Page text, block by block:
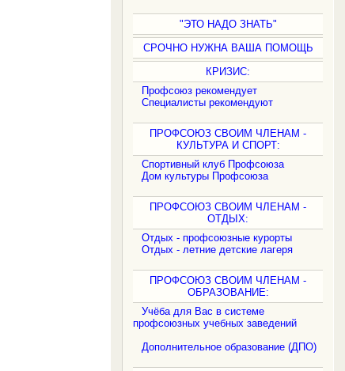
"ЭТО НАДО ЗНАТЬ"
СРОЧНО НУЖНА ВАША ПОМОЩЬ
КРИЗИС:
Профсоюз рекомендует
Специалисты рекомендуют
ПРОФСОЮЗ СВОИМ ЧЛЕНАМ -
КУЛЬТУРА И СПОРТ:
Спортивный клуб Профсоюза
Дом культуры Профсоюза
ПРОФСОЮЗ СВОИМ ЧЛЕНАМ -
ОТДЫХ:
Отдых - профсоюзные курорты
Отдых - летние детские лагеря
ПРОФСОЮЗ СВОИМ ЧЛЕНАМ -
ОБРАЗОВАНИЕ:
Учёба для Вас в системе
профсоюзных учебных заведений
Дополнительное образование (ДПО)